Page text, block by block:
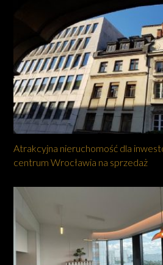
Atrakcyjna nieruchomość dla
centrum Wrocławia na sprzedaż